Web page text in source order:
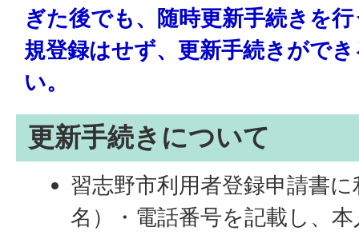
ぎた後でも、随時更新手続きを
規登録はせず、更新手続きがで
い。
更新手続きについて
習志野市利用者登録申請書
名）・電話番号を記載し、